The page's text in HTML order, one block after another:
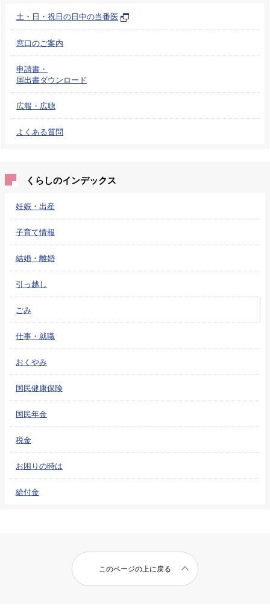
土・日・祝日の日中の当番医
窓口のご案内
申請書・
届出書ダウンロード
広報・広聴
よくある質問
くらしのインデックス
妊娠・出産
子育て情報
結婚・離婚
引っ越し
ごみ
仕事・就職
おくやみ
国民健康保険
国民年金
税金
お困りの時は
給付金
このページの上に戻る